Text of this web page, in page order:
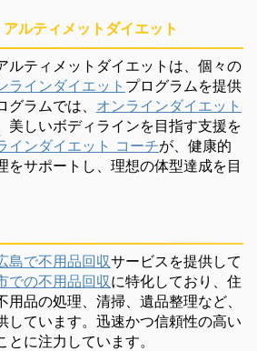
ルティメットダイエット
ルティメットダイエットは、個々の
ラインダイエット プログラムを提供
ラムでは、 オンラインダイエット
美しいボディラインを目指す支援を
インダイエット コーチが、健康的
をサポートし、理想の体型達成を目
島で不用品回収サービスを提供して
での不用品回収に特化しており、住
品の処理、清掃、遺品整理など、
しています。迅速かつ信頼性の高い
に注力しています。